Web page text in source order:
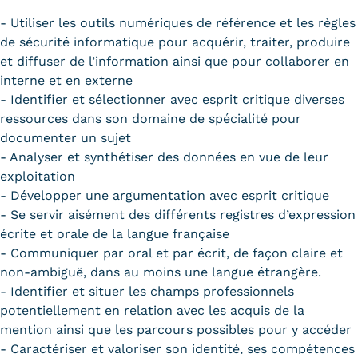
- Utiliser les outils numériques de référence et les règles
de sécurité informatique pour acquérir, traiter, produire
et diffuser de l’information ainsi que pour collaborer en
interne et en externe
- Identifier et sélectionner avec esprit critique diverses
ressources dans son domaine de spécialité pour
documenter un sujet
- Analyser et synthétiser des données en vue de leur
exploitation
- Développer une argumentation avec esprit critique
- Se servir aisément des différents registres d’expression
écrite et orale de la langue française
- Communiquer par oral et par écrit, de façon claire et
non-ambiguë, dans au moins une langue étrangère.
- Identifier et situer les champs professionnels
potentiellement en relation avec les acquis de la
mention ainsi que les parcours possibles pour y accéder
- Caractériser et valoriser son identité, ses compétences